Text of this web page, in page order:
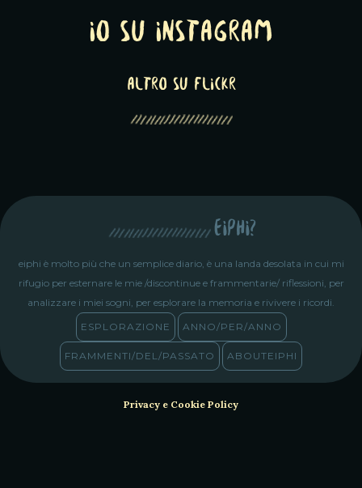
Io su Instagram
altro su Flickr
eiphi?
eiphi è molto più che un semplice diario, è una landa desolata in cui mi
rifugio per esternare le mie /discontinue e frammentarie/ riflessioni, per
analizzare i miei sogni, per esplorare la memoria e rivivere i ricordi.
ESPLORAZIONE
ANNO/PER/ANNO
FRAMMENTI/DEL/PASSATO ABOUTEIPHI
Privacy e Cookie Policy